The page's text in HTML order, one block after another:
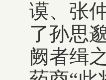
谟、张
了孙思
阙者缉